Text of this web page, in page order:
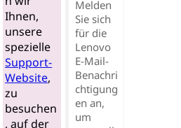
Ihnen,
unsere
spezielle
Support-
Website,
zu
besuchen
, auf der
Melden
Sie sich
für die
Lenovo
E-Mail-
Benachri
chtigung
en an,
um